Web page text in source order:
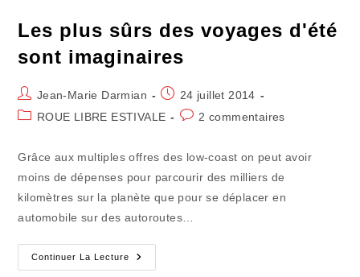
Rentrée
Les plus sûrs des voyages d'été
sont imaginaires
Auteur/autrice
de
Jean-Marie Darmian
Publication
publiée :
24 juillet 2014
PostROUE LIBRE ESTIVALE
Commentaires
2 commentaires
Grâce aux multiples offres des low-coast on peut avoir
moins de dépenses pour parcourir des milliers de
kilomètres sur la planète que pour se déplacer en
automobile sur des autoroutes…
Continuer La Lecture
Les
Plus